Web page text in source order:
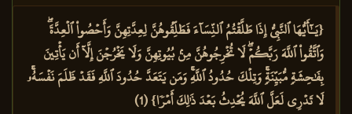
{يَـٰٓأَيُّهَا ٱلنَّبِيُّ إِذَا طَلَّقۡتُمُ ٱلنِّسَآءَ فَطَلِّقُوهُنَّ لِعِدَّتِهِنَّ وَأَحۡصُواْ ٱلۡعِدَّةَۖ
وَٱتَّقُواْ ٱللَّهَ رَبَّكُمۡۖ لَا تُخۡرِجُوهُنَّ مِنۢ بُيُوتِهِنَّ وَلَا يَخۡرُجۡنَ إِلَّآ أَن يَأۡتِينَ
بِفَٰحِشَةٖ مُّبَيِّنَةٖۚ وَتِلۡكَ حُدُودُ ٱللَّهِۚ وَمَن يَتَعَدَّ حُدُودَ ٱللَّهِ فَقَدۡ ظَلَمَ نَفۡسَهُۥۚ
لَا تَدۡرِي لَعَلَّ ٱللَّهَ يُحۡدِثُ بَعۡدَ ذَٰلِكَ أَمۡرٗا} (1)